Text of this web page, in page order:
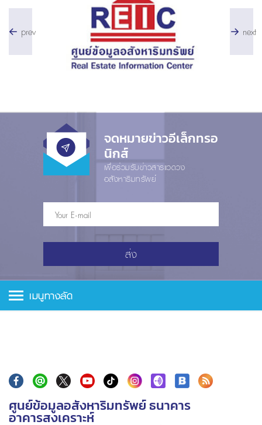
prev next
จดหมายข่าวอีเล็กทรอ
นิกส์
เพื่อร่วมรับข่าวสารแวดวง
อสังหาริมทรัพย์
ส่ง
เมนูทางลัด
ศูนย์ข้อมูลอสังหาริมทรัพย์ ธนาคาร
อาคารสงเคราะห์